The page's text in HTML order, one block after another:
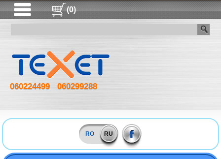
(0)
060224499 060299288
RO RU